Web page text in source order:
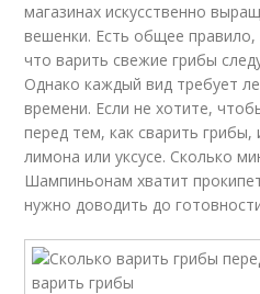
магазинах искусственно
вешенки. Есть общее
что варить свежие грибы
Однако каждый вид требует
времени. Если не хотите,
перед тем, как сварить
лимона или уксусе. Сколько
Шампиньонам хватит
нужно доводить до